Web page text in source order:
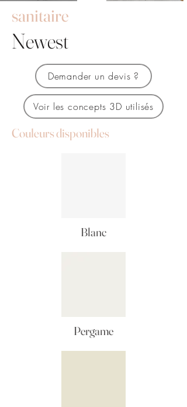
sanitaire
Newest
Demander un devis ?
Voir les concepts 3D utilisés
Couleurs disponibles
Blanc
Pergame